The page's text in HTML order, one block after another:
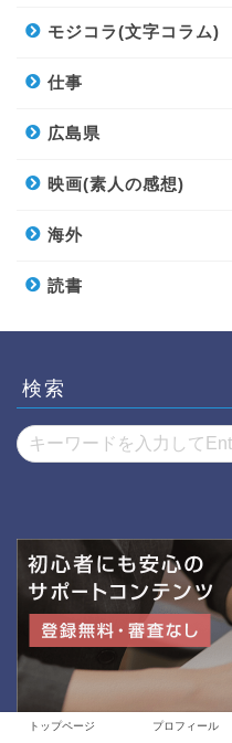
モジコラ(文字コラム)
仕事
広島県
映画(素人の感想)
海外
読書
検索
トップページ プロフィール